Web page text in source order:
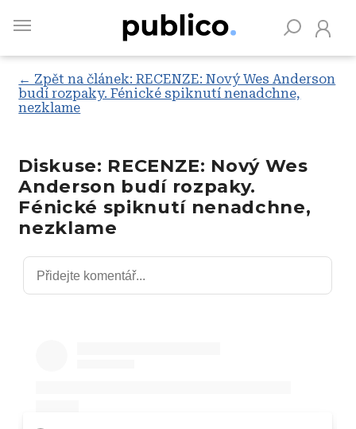
main
← Zpět na článek: RECENZE: Nový Wes Anderson
budí rozpaky. Fénické spiknutí nenadchne,
nezklame
Diskuse: RECENZE: Nový Wes
Anderson budí rozpaky.
Fénické spiknutí nenadchne,
nezklame
Vyhledávejte na Publiku